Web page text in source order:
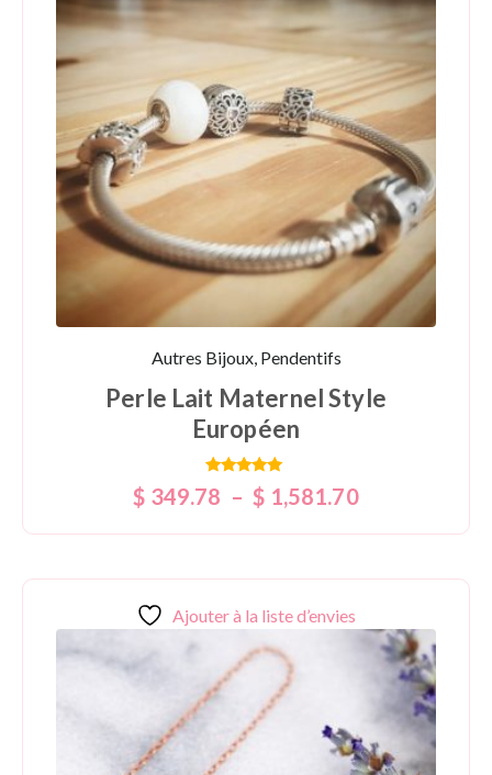
Autres Bijoux, Pendentifs
Perle Lait Maternel Style
Européen
Note
5.00
$ 349.78 – $ 1,581.70
Ajouter à la liste d’envies